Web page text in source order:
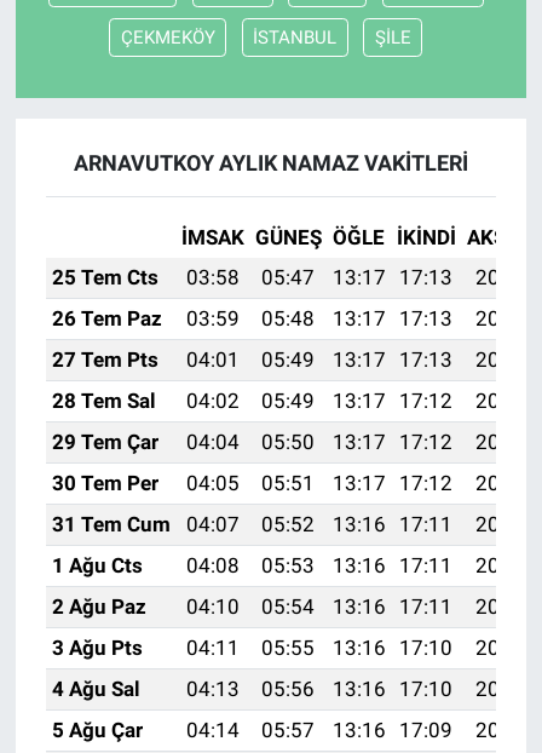
ÇEKMEKÖY İSTANBUL ŞİLE
ARNAVUTKOY AYLIK NAMAZ VAKITLERI
İMSAK GÜNEŞ ÖĞLE İKINDI AKŞAM
25 Tem Cts
03:58 05:47 13:17 17:13
20:37
26 Tem Paz
03:59 05:48 13:17 17:13
20:36
27 Tem Pts
04:01 05:49 13:17 17:13
20:35
28 Tem Sal
04:02 05:49 13:17 17:12
20:34
29 Tem Çar
04:04 05:50 13:17 17:12
20:33
30 Tem Per
04:05 05:51 13:17 17:12
20:32
31 Tem Cum
04:07 05:52 13:16 17:11
20:31
1 Ağu Cts
04:08 05:53 13:16 17:11
20:30
2 Ağu Paz
04:10 05:54 13:16 17:11
20:29
3 Ağu Pts
04:11 05:55 13:16 17:10
20:27
4 Ağu Sal
04:13 05:56 13:16 17:10
20:26
5 Ağu Çar
04:14 05:57 13:16 17:09
20:25